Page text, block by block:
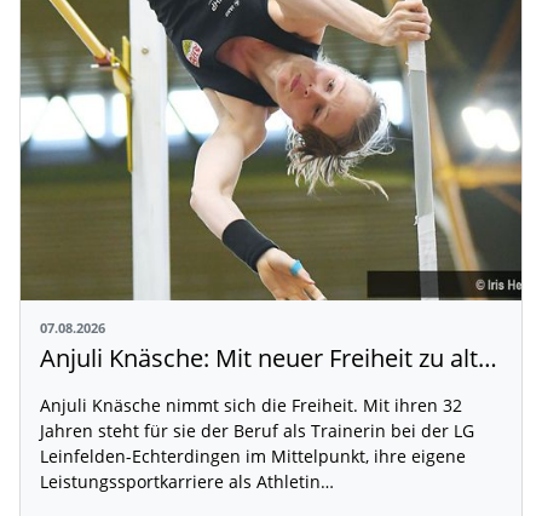
07.08.2026
Anjuli Knäsche: Mit neuer Freiheit zu alten Höhen
Anjuli Knäsche nimmt sich die Freiheit. Mit ihren 32
Jahren steht für sie der Beruf als Trainerin bei der LG
Leinfelden-Echterdingen im Mittelpunkt, ihre eigene
Leistungssportkarriere als Athletin…